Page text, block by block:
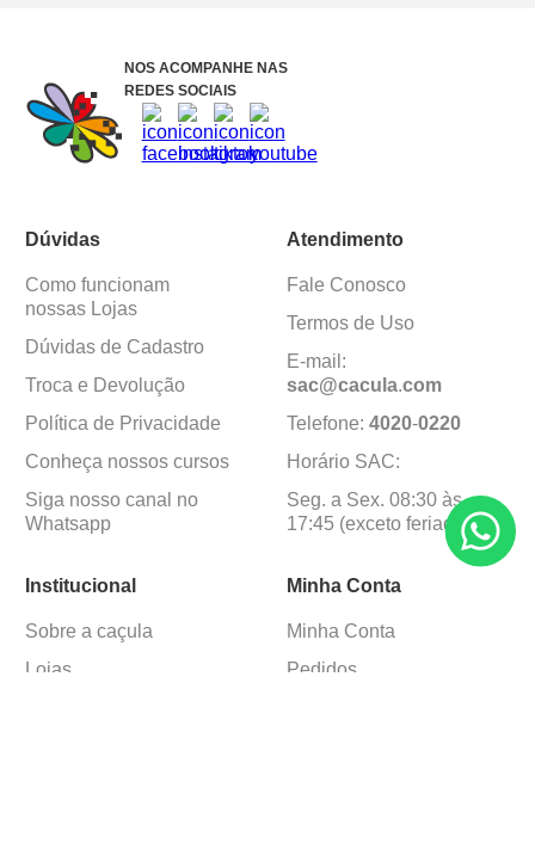
NOS ACOMPANHE NAS
REDES SOCIAIS
Dúvidas
Como funcionam
nossas Lojas
Dúvidas de Cadastro
Troca e Devolução
Política de Privacidade
Conheça nossos cursos
Siga nosso canal no
Whatsapp
Atendimento
Fale Conosco
Termos de Uso
E-mail:
sac@cacula.com
Telefone: 4020-0220
Horário SAC:
Seg. a Sex. 08:30 às
17:45 (exceto feriados)
Institucional
Sobre a caçula
Lojas
Minha Conta
Minha Conta
Pedidos